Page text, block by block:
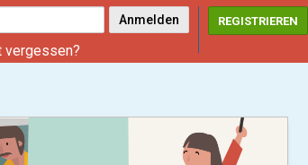
vergessen?
REGISTRIEREN